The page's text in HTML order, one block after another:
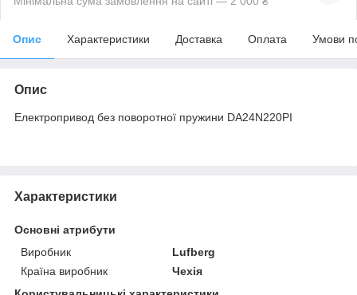
Опис Характеристики Доставка Оплата Умови
Опис
Електропривод без поворотної пружини DA24N220PI
Характеристики
Основні атрибути
Виробник
Lufberg
Країна виробник
Чехія